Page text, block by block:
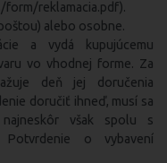
reklamacia.pdf).
alebo osobne.
a vydá kupujúcemu
vo vhodnej forme. Za
deň jej doručenia
doručiť ihneď, musí sa
však spolu s
Potvrdenie o vybavení